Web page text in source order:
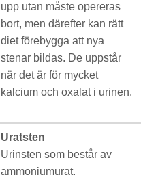
upp utan måste opereras
bort, men därefter kan rätt
diet förebygga att nya
stenar bildas. De uppstår
när det är för mycket
kalcium och oxalat i urinen.
Uratsten
Urinsten som består av
ammoniumurat.